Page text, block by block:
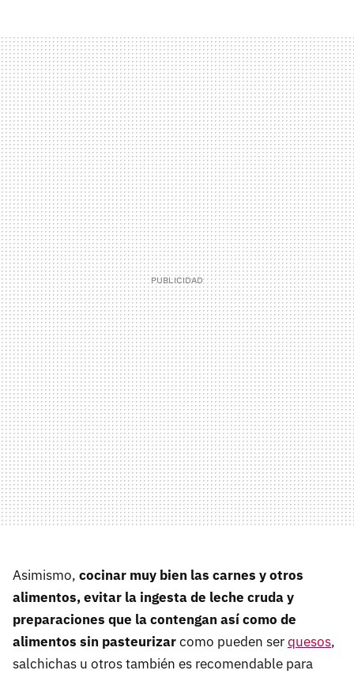
Asimismo, cocinar muy bien las carnes y otros
alimentos, evitar la ingesta de leche cruda y
preparaciones que la contengan así como de
alimentos sin pasteurizarcomo pueden serquesos,
salchichas u otros también es recomendable para